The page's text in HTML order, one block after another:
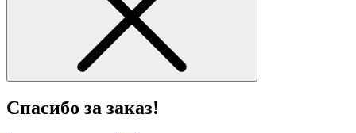
Спасибо за заказ!